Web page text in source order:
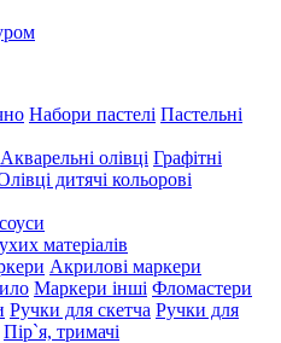
Набори пастелі Пастельні
Акварельні олівці Графітні
дитячі кольорові
матеріалів
Акрилові маркери
Маркери інші Фломастери
Ручки для скетча Ручки для
Пір`я, тримачі